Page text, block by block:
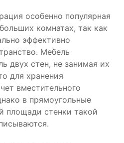
особенно популярная
комнатах, так как
эффективно
Мебель
двух стен, не занимая их
для хранения
вместительного
в прямоугольные
площади стенки такой